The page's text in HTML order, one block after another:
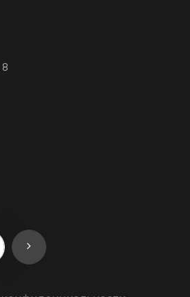
8